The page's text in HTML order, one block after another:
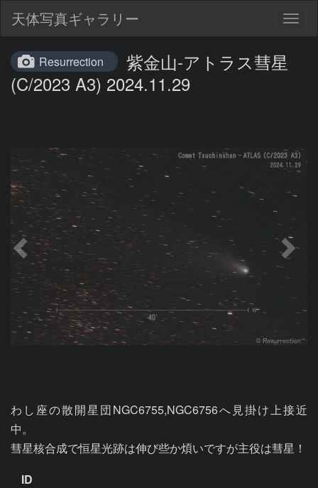
天体写真ギャラリー
Resurrection
紫金山-アトラス彗星
(C/2023 A3) 2024.11.29
わし座の散開星団NGC6755,NGC6756へ見掛け上接近
中。
彗星核合成で恒星光跡は伸び些か煩いですが主役は彗星！
ID